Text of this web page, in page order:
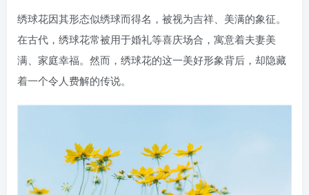
绣球花因其形态似绣球而得名，被视为吉祥、美满的象征。
在古代，绣球花常被用于婚礼等喜庆场合，寓意着夫妻美
满、家庭幸福。然而，绣球花的这一美好形象背后，却隐藏
着一个令人费解的传说。